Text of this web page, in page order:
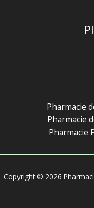
Pharmacie
Pharmacie
Pharmacie
Copyright © 2026